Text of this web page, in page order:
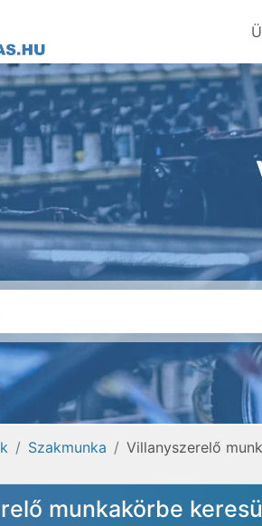
Szakmunka Villanyszerelő
munkakörbe